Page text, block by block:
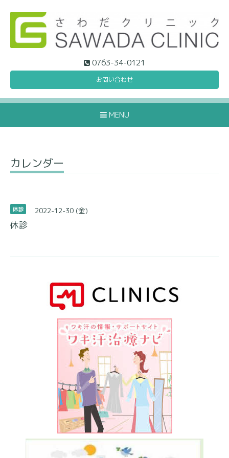
0763-34-0121
お問い合わせ
MENU
カレンダー
休診 2022-12-30 (金)
休診